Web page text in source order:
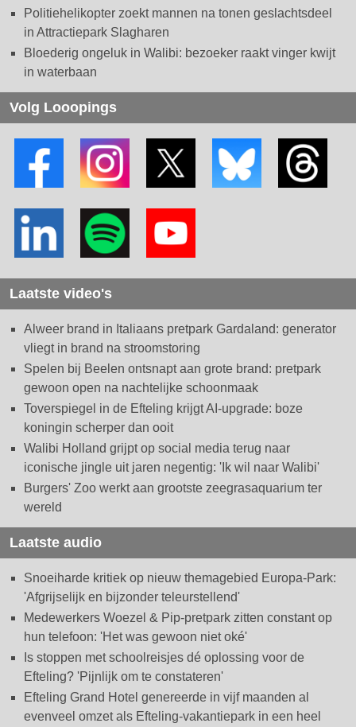
Politiehelikopter zoekt mannen na tonen geslachtsdeel
in Attractiepark Slagharen
Bloederig ongeluk in Walibi: bezoeker raakt vinger kwijt
in waterbaan
Volg Looopings
Laatste video's
Alweer brand in Italiaans pretpark Gardaland: generator
vliegt in brand na stroomstoring
Spelen bij Beelen ontsnapt aan grote brand: pretpark
gewoon open na nachtelijke schoonmaak
Toverspiegel in de Efteling krijgt AI-upgrade: boze
koningin scherper dan ooit
Walibi Holland grijpt op social media terug naar
iconische jingle uit jaren negentig: 'Ik wil naar Walibi'
Burgers' Zoo werkt aan grootste zeegrasaquarium ter
wereld
Laatste audio
Snoeiharde kritiek op nieuw themagebied Europa-Park:
'Afgrijselijk en bijzonder teleurstellend'
Medewerkers Woezel & Pip-pretpark zitten constant op
hun telefoon: 'Het was gewoon niet oké'
Is stoppen met schoolreisjes dé oplossing voor de
Efteling? 'Pijnlijk om te constateren'
Efteling Grand Hotel genereerde in vijf maanden al
evenveel omzet als Efteling-vakantiepark in een heel